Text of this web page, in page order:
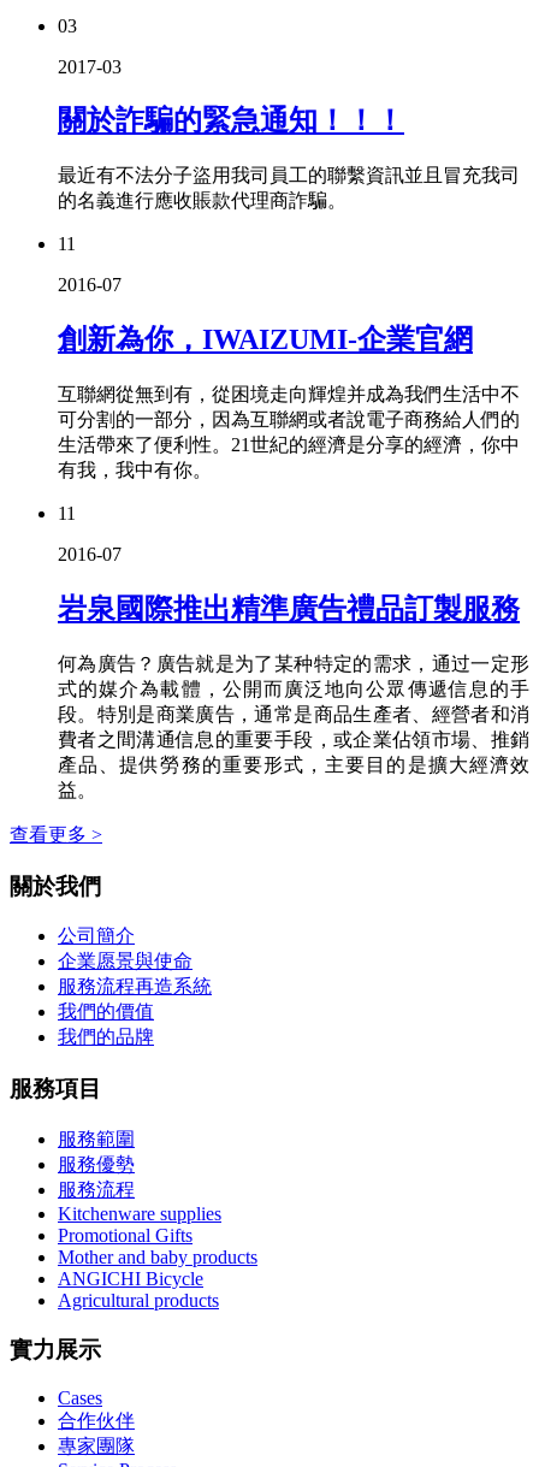
03
2017-03
關於詐騙的緊急通知！！！
最近有不法分子盜用我司員工的聯繫資訊並且冒充我司
的名義進行應收賬款代理商詐騙。
11
2016-07
創新為你，IWAIZUMI-企業官網
互聯網從無到有，從困境走向輝煌并成為我們生活中不
可分割的一部分，因為互聯網或者說電子商務給人們的
生活帶來了便利性。21世紀的經濟是分享的經濟，你中
有我，我中有你。
11
2016-07
岩泉國際推出精準廣告禮品訂製服務
何為廣告？廣告就是为了某种特定的需求，通过一定形
式的媒介為載體，公開而廣泛地向公眾傳遞信息的手
段。特別是商業廣告，通常是商品生產者、經營者和消
費者之間溝通信息的重要手段，或企業佔領市場、推銷
產品、提供勞務的重要形式，主要目的是擴大經濟效
益。
查看更多 >
關於我們
公司簡介
企業愿景與使命
服務流程再造系統
我們的價值
我們的品牌
服務項目
服務範圍
服務優勢
服務流程
Kitchenware supplies
Promotional Gifts
Mother and baby products
ANGICHI Bicycle
Agricultural products
實力展示
Cases
合作伙伴
專家團隊